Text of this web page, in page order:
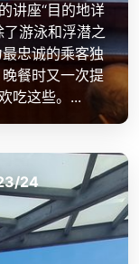
讲座“目的地详
游泳和浮潜之
忠诚的乘客独
餐时又一次提
吃这些。...
24